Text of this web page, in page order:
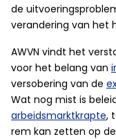
de
verandering van het
AWVN vindt het
voor het belang van
versobering van de
Wat nog mist is
arbeidsmarktkrapte,
rem kan zetten op